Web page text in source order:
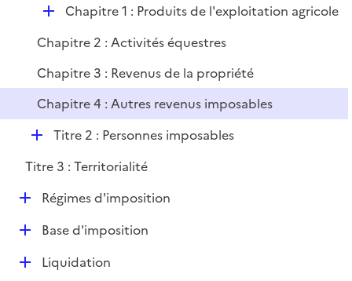
e
p
l
i
e
r
D
p
l
i
e
r
Chapitre 1 : Produits de l'exploitation agricole
Chapitre 2 : Activités équestres
Chapitre 3 : Revenus de la propriété
Chapitre 4 : Autres revenus imposables
D
p
l
e
Titre 2 : Personnes imposables
Titre 3 : Territorialité
DRégimes d'imposition
DBase d'imposition
DLiquidation